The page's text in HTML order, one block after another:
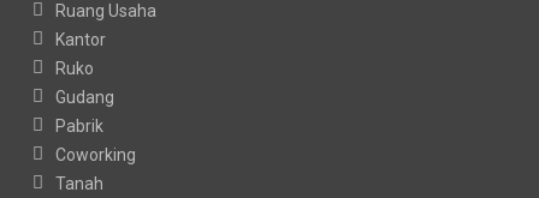
Ruang Usaha
Kantor
Ruko
Gudang
Pabrik
Coworking
Tanah